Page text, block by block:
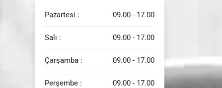
Pazartesi : 09.00 - 17.00
Salı : 09.00 - 17.00
Çarşamba : 09.00 - 17.00
Perşembe : 09.00 - 17.00